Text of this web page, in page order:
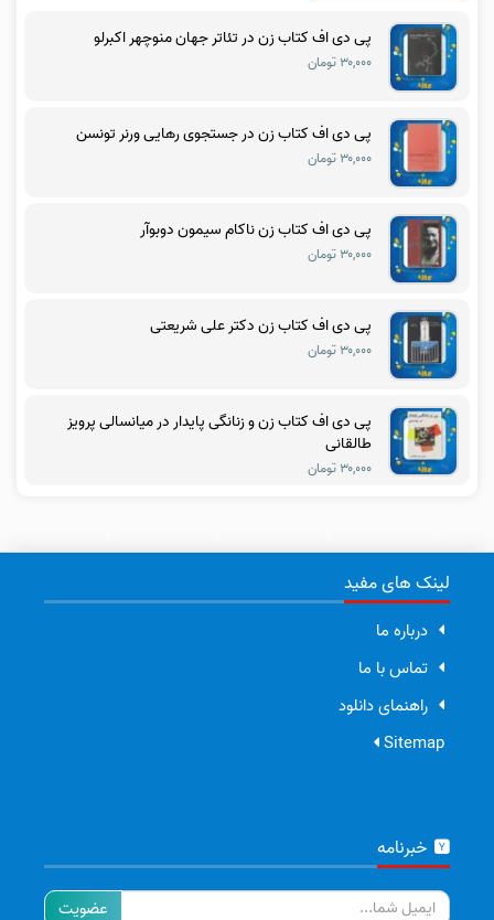
پی دی اف کتاب زن در تئاتر جهان منوچهر اکبرلو
۳۰,۰۰۰ تومان
پی دی اف کتاب زن در جستجوی رهایی ورنر تونسن
۳۰,۰۰۰ تومان
پی دی اف کتاب زن ناکام سیمون دوبوآر
۳۰,۰۰۰ تومان
پی دی اف کتاب زن دکتر علی شریعتی
۳۰,۰۰۰ تومان
پی دی اف کتاب زن و زنانگی پایدار در میانسالی پرویز
طالقانی
۳۰,۰۰۰ تومان
لینک های مفید
درباره ما
تماس با ما
راهنمای دانلود
Sitemap
خبرنامه
ایمیل